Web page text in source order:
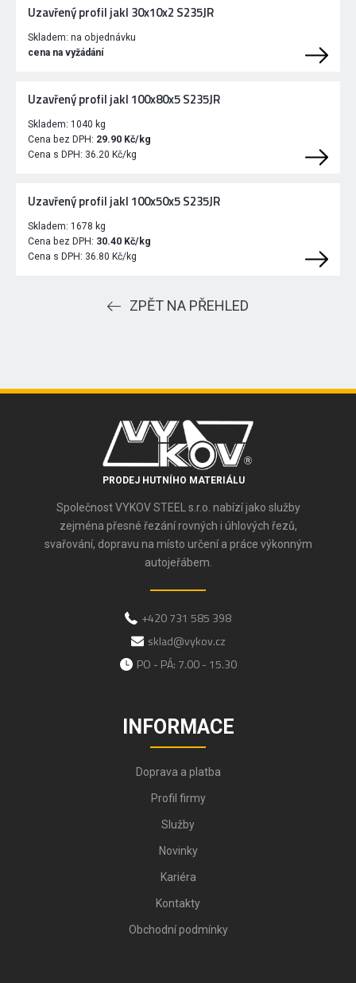
Uzavřený profil jakl 30x10x2 S235JR
Skladem: na objednávku
cena na vyžádání
Uzavřený profil jakl 100x80x5 S235JR
Skladem: 1040 kg
Cena bez DPH: 29.90 Kč/kg
Cena s DPH: 36.20 Kč/kg
Uzavřený profil jakl 100x50x5 S235JR
Skladem: 1678 kg
Cena bez DPH: 30.40 Kč/kg
Cena s DPH: 36.80 Kč/kg
ZPĚT NA PŘEHLED
PRODEJ HUTNÍHO MATERIÁLU
Společnost VYKOV STEEL s.r.o. nabízí jako služby
zejména přesné řezání rovných i úhlových řezů,
svařování, dopravu na místo určení a práce výkonným
autojeřábem.
+420 731 585 398
sklad@vykov.cz
PO - PÁ: 7.00 - 15.30
INFORMACE
Doprava a platba
Profil firmy
Služby
Novinky
Kariéra
Kontakty
Obchodní podmínky